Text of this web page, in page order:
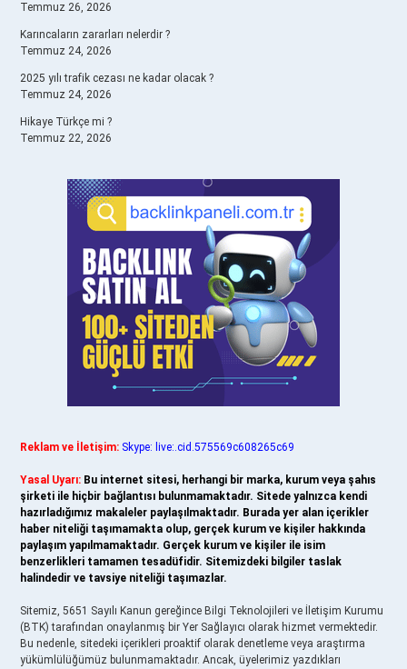
Temmuz 26, 2026
Karıncaların zararları nelerdir ?
Temmuz 24, 2026
2025 yılı trafik cezası ne kadar olacak ?
Temmuz 24, 2026
Hikaye Türkçe mi ?
Temmuz 22, 2026
Reklam ve İletişim: Skype: live:.cid.575569c608265c69
Yasal Uyarı: Bu internet sitesi, herhangi bir marka, kurum veya şahıs
şirketi ile hiçbir bağlantısı bulunmamaktadır. Sitede yalnızca kendi
hazırladığımız makaleler paylaşılmaktadır. Burada yer alan içerikler
haber niteliği taşımamakta olup, gerçek kurum ve kişiler hakkında
paylaşım yapılmamaktadır. Gerçek kurum ve kişiler ile isim
benzerlikleri tamamen tesadüfidir. Sitemizdeki bilgiler taslak
halindedir ve tavsiye niteliği taşımazlar.
Sitemiz, 5651 Sayılı Kanun gereğince Bilgi Teknolojileri ve İletişim Kurumu
(BTK) tarafından onaylanmış bir Yer Sağlayıcı olarak hizmet vermektedir.
Bu nedenle, sitedeki içerikleri proaktif olarak denetleme veya araştırma
yükümlülüğümüz bulunmamaktadır. Ancak, üyelerimiz yazdıkları